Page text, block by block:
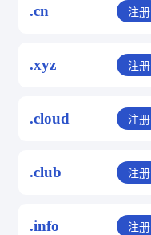
.cn 注册
.xyz 注册
.cloud 注册
.club 注册
.info 注册